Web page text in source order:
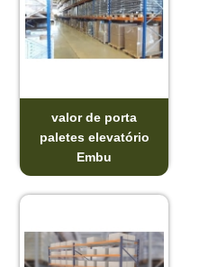
valor de porta
paletes elevatório
Embu